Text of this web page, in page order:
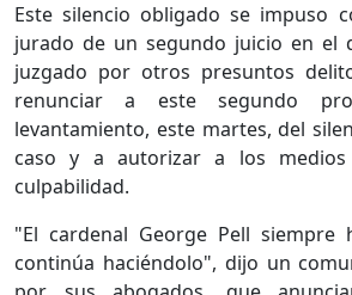
Este silencio obligado se impuso
jurado de un segundo juicio en el
juzgado por otros presuntos
renunciar a este segundo
levantamiento, este martes, del
caso y a autorizar a los
culpabilidad.
"El cardenal George Pell
continúa haciéndolo", dijo un